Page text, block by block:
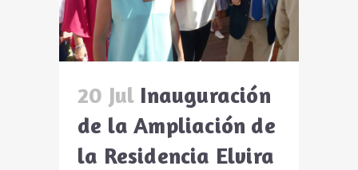
20 Jul Inauguración
de la Ampliación de
la Residencia Elvira